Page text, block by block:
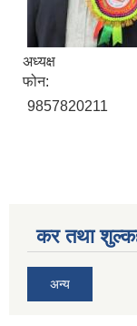
अध्यक्ष
फोन:
9857820211
कर तथा
अन्य